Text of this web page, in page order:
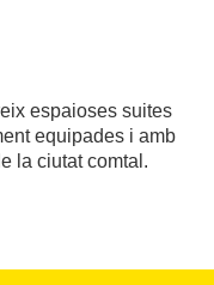
espaioses suites
equipades i amb
la ciutat comtal.